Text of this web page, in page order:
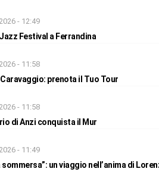
- 12:49
Festival a Ferrandina
- 11:58
prenota il Tuo Tour
- 11:58
di Anzi conquista il Mur
- 11:49
sommersa”: un viaggio nell’anima di